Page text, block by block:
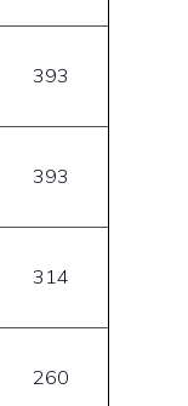
393
393
314
260